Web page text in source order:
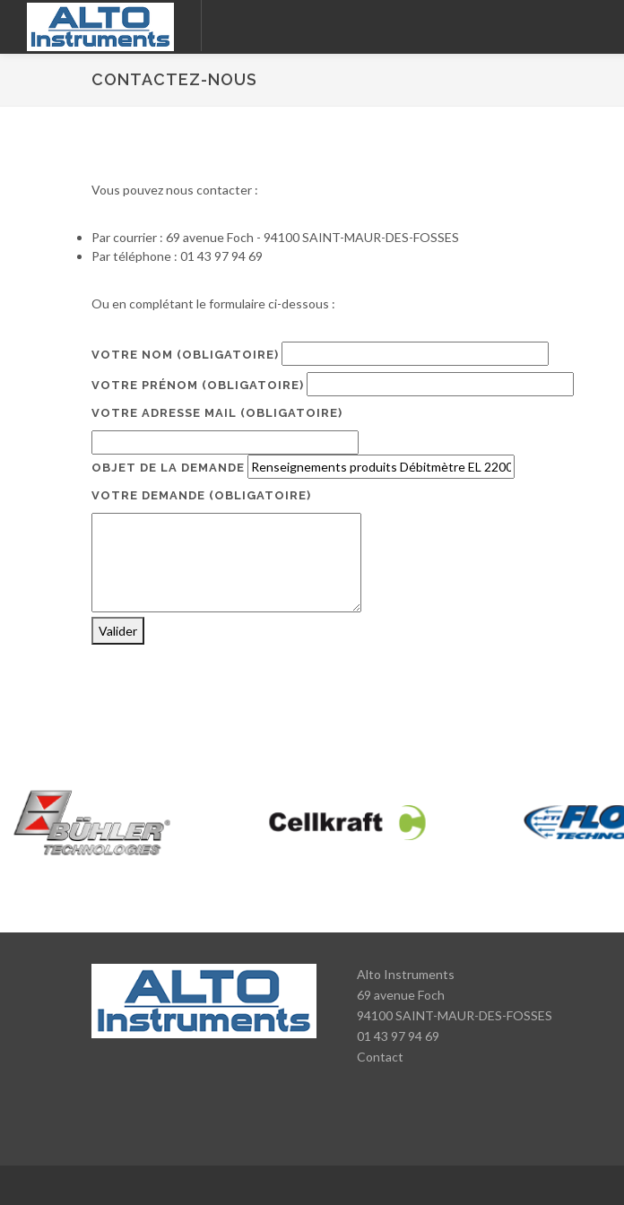
CONTACTEZ-NOUS
Vous pouvez nous contacter :
Par courrier : 69 avenue Foch - 94100 SAINT-MAUR-DES-FOSSES
Par téléphone : 01 43 97 94 69
Ou en complétant le formulaire ci-dessous :
VOTRE NOM (OBLIGATOIRE)
VOTRE PRÉNOM (OBLIGATOIRE)
VOTRE ADRESSE MAIL (OBLIGATOIRE)
OBJET DE LA DEMANDE
VOTRE DEMANDE (OBLIGATOIRE)
Valider
Alto Instruments
69 avenue Foch
94100 SAINT-MAUR-DES-FOSSES
01 43 97 94 69
Contact